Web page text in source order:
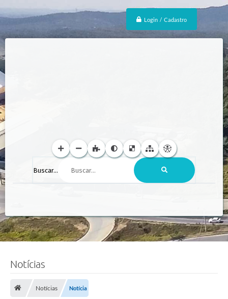
Login / Cadastro
Buscar...
Notícias
Notícias Notícia